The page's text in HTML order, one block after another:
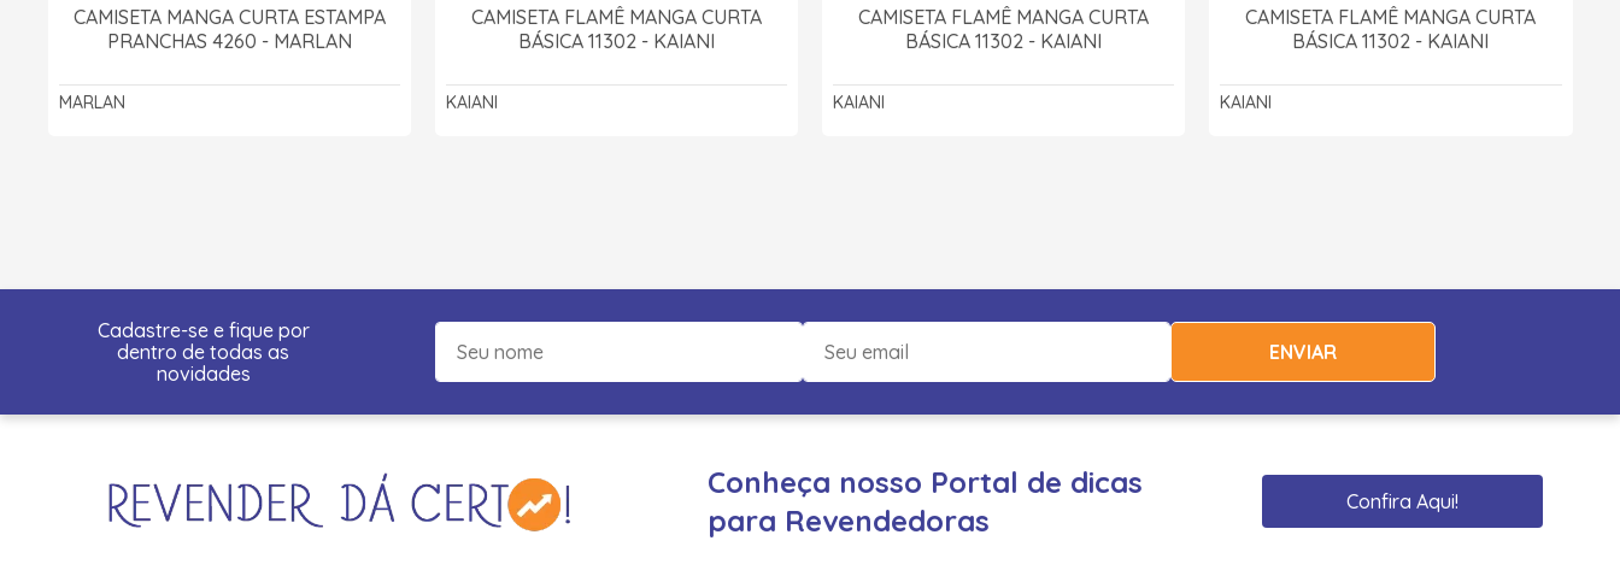
CAMISETA MANGA CURTA ESTAMPA
PRANCHAS 4260 - MARLAN
MARLAN
CAMISETA FLAMÊ MANGA CURTA
BÁSICA 11302 - KAIANI
KAIANI
CAMISETA FLAMÊ MANGA CURTA
BÁSICA 11302 - KAIANI
KAIANI
CAMISETA FLAMÊ MANGA CURTA
BÁSICA 11302 - KAIANI
KAIANI
Cadastre-se e fique por
dentro de todas as
novidades
ENVIAR
Conheça nosso Portal de dicas
para Revendedoras
Confira Aqui!